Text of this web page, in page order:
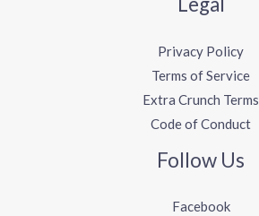
Privacy Policy
Terms of Service
Extra Crunch Terms
Code of Conduct
Follow Us
Facebook